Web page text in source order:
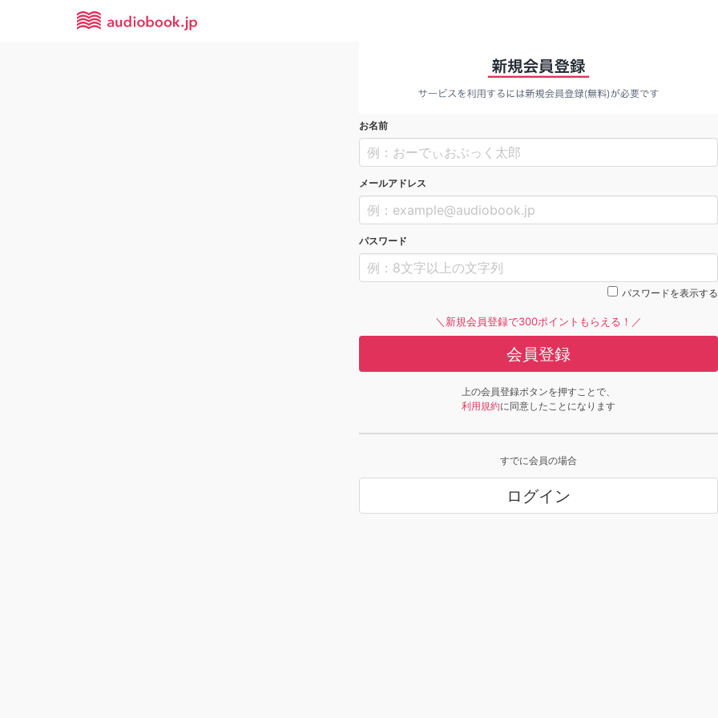
お名前
メールアドレス
パスワード
パスワードを表示する
＼新規会員登録で300ポイントもらえる！／
会員登録
上の会員登録ボタンを押すことで、
利用規約に同意したことになります
すでに会員の場合
ログイン